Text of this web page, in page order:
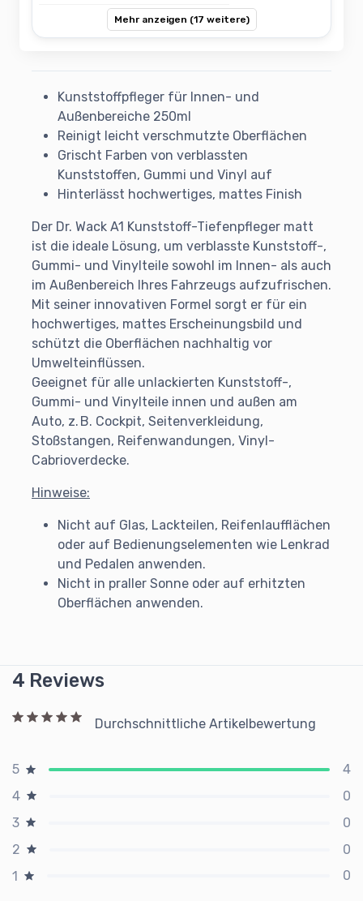
Mehr anzeigen (17 weitere)
Kunststoffpfleger für Innen- und
Außenbereiche 250ml
Reinigt leicht verschmutzte Oberflächen
Grischt Farben von verblassten
Kunststoffen, Gummi und Vinyl auf
Hinterlässt hochwertiges, mattes Finish
Der Dr. Wack A1 Kunststoff-Tiefenpfleger matt
ist die ideale Lösung, um verblasste Kunststoff-,
Gummi- und Vinylteile sowohl im Innen- als auch
im Außenbereich Ihres Fahrzeugs aufzufrischen.
Mit seiner innovativen Formel sorgt er für ein
hochwertiges, mattes Erscheinungsbild und
schützt die Oberflächen nachhaltig vor
Umwelteinflüssen.
Geeignet für alle unlackierten Kunststoff-,
Gummi- und Vinylteile innen und außen am
Auto, z. B. Cockpit, Seitenverkleidung,
Stoßstangen, Reifenwandungen, Vinyl-
Cabrioverdecke.
Hinweise:
Nicht auf Glas, Lackteilen, Reifenlaufflächen
oder auf Bedienungselementen wie Lenkrad
und Pedalen anwenden.
Nicht in praller Sonne oder auf erhitzten
Oberflächen anwenden.​
4 Reviews
Durchschnittliche Artikelbewertung
5
4
4
0
3
0
2
0
1
0